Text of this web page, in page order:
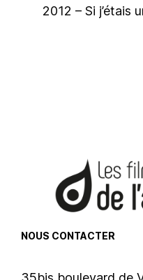
2012 – Si j’étais
NOUS CONTACTER